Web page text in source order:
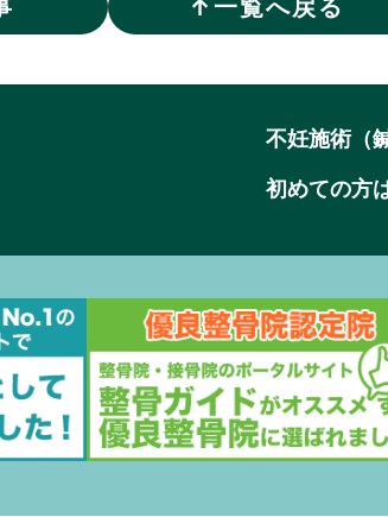
↑ 一覧へ戻る
不妊施術（
初めての方